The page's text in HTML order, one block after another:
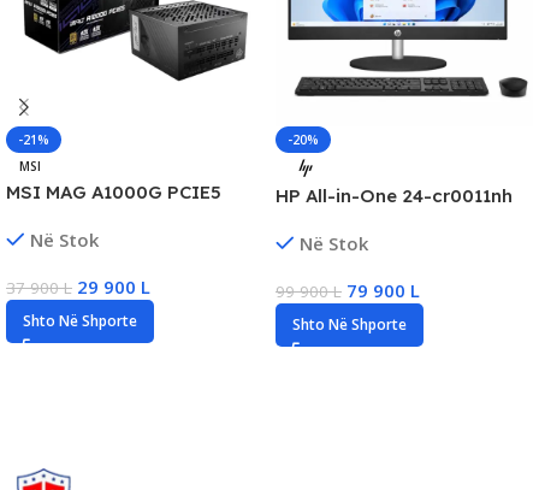
-21%
MSI
MSI MAG A1000G PCIE5
Në Stok
37 900L 29 900 L
Shto Në Shporte
-20%
HP All-in-One 24-cr0011nh
Gen13, 16GB RAM, 512GB
Në Stok
99 900L 79 900 L
Shto Në Shporte